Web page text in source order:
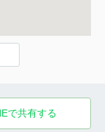
で共有する